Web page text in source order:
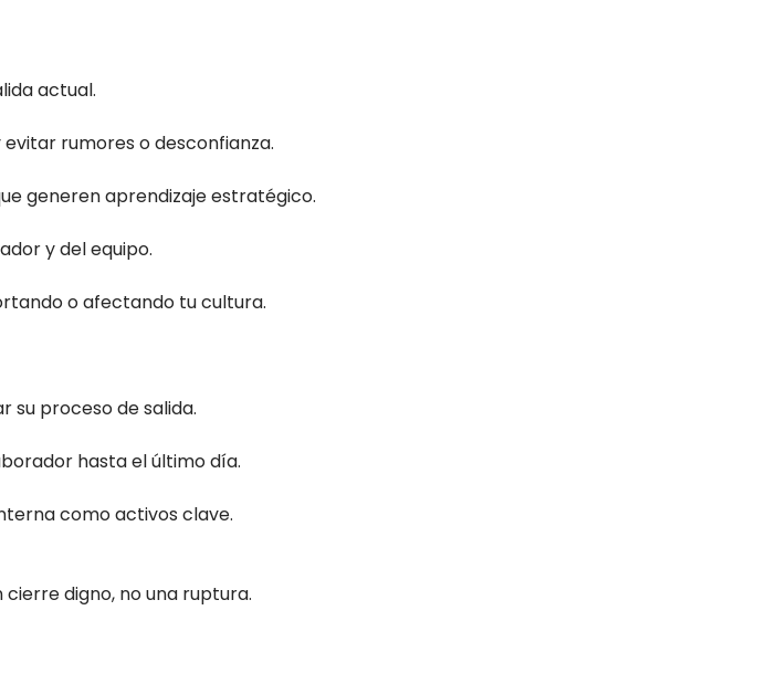
actual.
rumores o desconfianza.
generen aprendizaje estratégico.
y del equipo.
o afectando tu cultura.
su proceso de salida.
hasta el último día.
como activos clave.
digno, no una ruptura.